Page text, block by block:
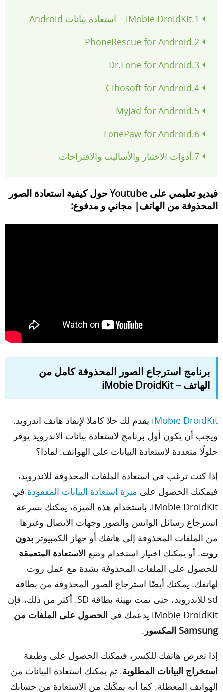
1.iMobie DroidKit – استعادة بيانات Android
2.PhoneRescue for Android
3.Dr.Fone for Android
4.Gihosoft for Android
5.MyJad for Android
6.FonePaw for Android
7.أدوات الاختيار والأساليب والاقتراحات
فيديو تعليمي على Youtube حول كيفية استعادة الصور
المحذوفة من الهاتف| مجاني و مدفوع:
برنامج استرجاع الصور المحذوفة كامل من
الهاتف – iMobie DroidKit
iMobie DroidKit يقدم لك حلا كاملا لإنقاذ هاتف اندرويد.
ويجب أن يكون أول برنامج لاستعادة بيانات الاندرويد يوفر
حلولًا متعددة لاستعادة البيانات على الهواتف. لماذا؟
إذا كنت ترغب في استعادة الملفات المحذوفة للاندرويد،
فيمكنك الحصول على ميزة استعادة البيانات المفقودة في
iMobie DroidKit. باستخدام هذه الميزة، يمكنك بسرعة
استرجاع رسائل الواتس والصور وجهات الاتصال وغيرها
من الملفات المحذوفة إلى هاتفك أو جهاز الكمبيوتربدون
روت. أو يمكنك اختيار استخدام وضع الاستعادة المتعمقة
للحصول على الملفات المحذوفة بشدة مع عمل روت
لهاتفك. يمكنك أيضًا استرجاع الصور المحذوفة من بطاقة
sd للاندرويد، حتى تمت تهيئة بطاقة SD. أكثر من ذلك، فإن
iMobie DroidKit يدعمك في الحصول على الملفات من
Samsung المكسور
.
إذا تعرض هاتفك للكسر، فيمكنك الحصول على وظيفة
استخراج البيانات المطلوبة. ثم يمكنك استعادة البيانات من
الهواتف المعطلة. كما أنه يمكّنك من الاستعادة من حسابك